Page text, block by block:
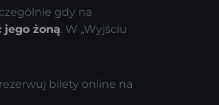
gdy na
żoną. W „Wyjściu
bilety online na